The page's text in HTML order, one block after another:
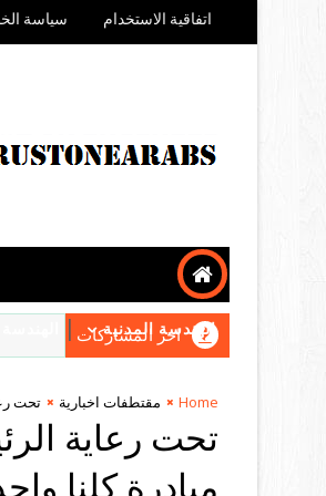
اتفاقية الاستخدام سياسة
الهندسة المدنية
اخر المشاركات
Home مقتطفات اخبارية تحت